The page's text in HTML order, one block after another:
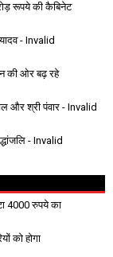
रूपये की कैबिनेट
- Invalid
की ओर बढ़ रहे
और श्री पंवार - Invalid
- Invalid
4000 रुपये का
को होगा